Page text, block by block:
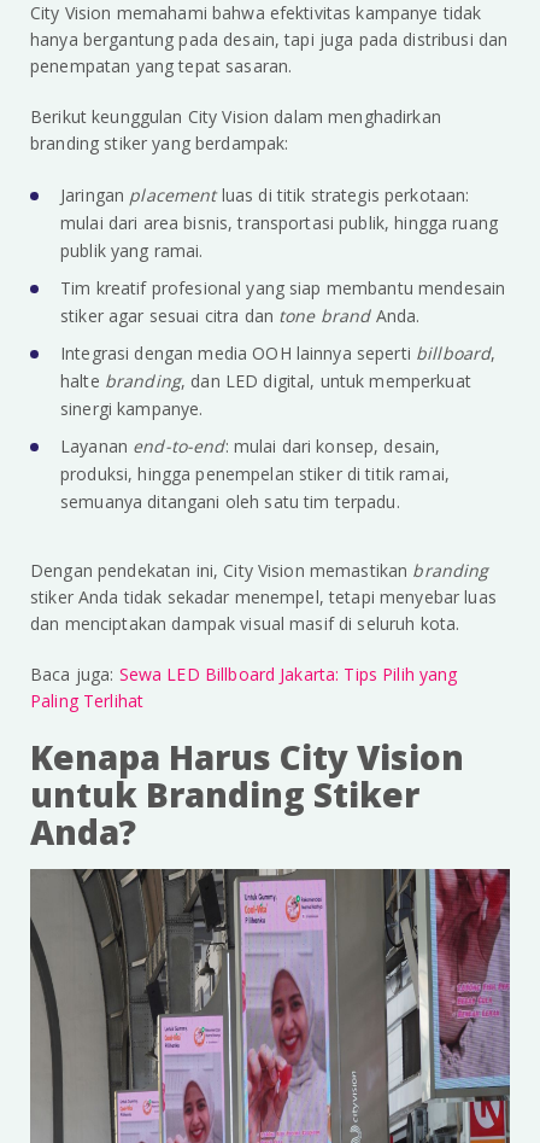
City Vision memahami bahwa efektivitas kampanye tidak
hanya bergantung pada desain, tapi juga pada distribusi dan
penempatan yang tepat sasaran.
Berikut keunggulan City Vision dalam menghadirkan
branding stiker yang berdampak:
Jaringan placementluas di titik strategis perkotaan:
mulai dari area bisnis, transportasi publik, hingga ruang
publik yang ramai.
Tim kreatif profesional yang siap membantu mendesain
stiker agar sesuai citra dan tone brand Anda.
Integrasi dengan media OOH lainnya seperti billboard,
halte branding, dan LED digital, untuk memperkuat
sinergi kampanye.
Layanan end-to-end: mulai dari konsep, desain,
produksi, hingga penempelan stiker di titik ramai,
semuanya ditangani oleh satu tim terpadu.
Dengan pendekatan ini, City Vision memastikan branding
stiker Anda tidak sekadar menempel, tetapi menyebar luas
dan menciptakan dampak visual masif di seluruh kota.
Baca juga: Sewa LED Billboard Jakarta: Tips Pilih yang
Paling Terlihat
Kenapa Harus City Vision
untuk Branding Stiker
Anda?